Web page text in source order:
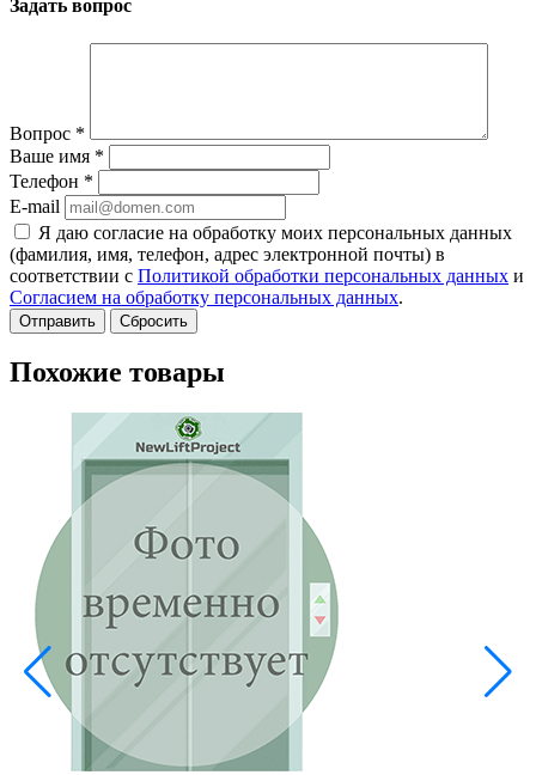
Задать вопрос
Вопрос *
Ваше имя *
Телефон *
E-mail
Я даю согласие на обработку моих персональных данных
(фамилия, имя, телефон, адрес электронной почты) в
соответствии с Политикой обработки персональных данных и
Согласием на обработку персональных данных.
Сбросить
Похожие товары